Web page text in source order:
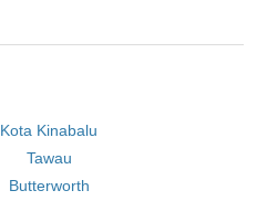
Kota Kinabalu
Tawau
Butterworth